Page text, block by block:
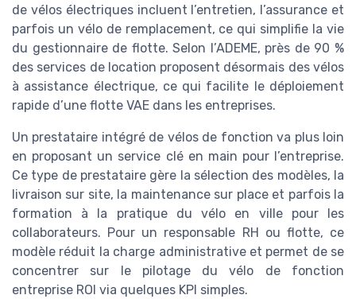
de vélos électriques incluent l’entretien, l’assurance et
parfois un vélo de remplacement, ce qui simplifie la vie
du gestionnaire de flotte. Selon l’ADEME, près de 90 %
des services de location proposent désormais des vélos
à assistance électrique, ce qui facilite le déploiement
rapide d’une flotte VAE dans les entreprises.
Un prestataire intégré de vélos de fonction va plus loin
en proposant un service clé en main pour l’entreprise.
Ce type de prestataire gère la sélection des modèles, la
livraison sur site, la maintenance sur place et parfois la
formation à la pratique du vélo en ville pour les
collaborateurs. Pour un responsable RH ou flotte, ce
modèle réduit la charge administrative et permet de se
concentrer sur le pilotage du vélo de fonction
entreprise ROI via quelques KPI simples.